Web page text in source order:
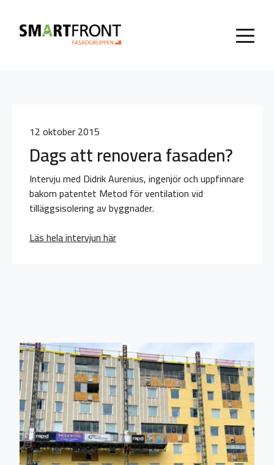
12 oktober 2015
Dags att renovera fasaden?
Intervju med Didrik Aurenius, ingenjör och uppfinnare
bakom patentet Metod för ventilation vid
tilläggsisolering av byggnader.
Läs hela intervjun här